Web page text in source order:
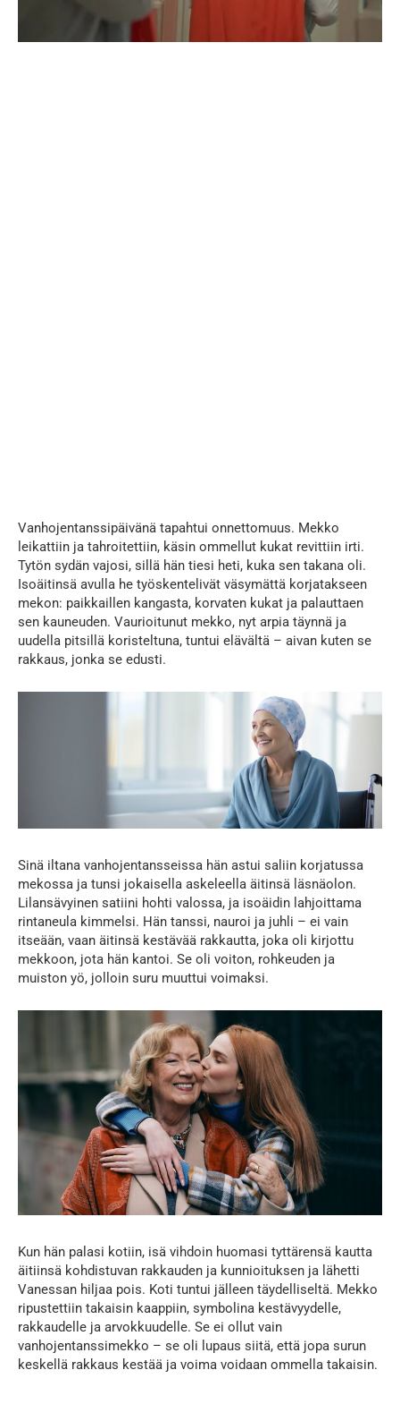
Vanhojentanssipäivänä tapahtui onnettomuus. Mekko
leikattiin ja tahroitettiin, käsin ommellut kukat revittiin irti.
Tytön sydän vajosi, sillä hän tiesi heti, kuka sen takana oli.
Isoäitinsä avulla he työskentelivät väsymättä korjatakseen
mekon: paikkaillen kangasta, korvaten kukat ja palauttaen
sen kauneuden. Vaurioitunut mekko, nyt arpia täynnä ja
uudella pitsillä koristeltuna, tuntui elävältä – aivan kuten se
rakkaus, jonka se edusti.
Sinä iltana vanhojentansseissa hän astui saliin korjatussa
mekossa ja tunsi jokaisella askeleella äitinsä läsnäolon.
Lilansävyinen satiini hohti valossa, ja isoäidin lahjoittama
rintaneula kimmelsi. Hän tanssi, nauroi ja juhli – ei vain
itseään, vaan äitinsä kestävää rakkautta, joka oli kirjottu
mekkoon, jota hän kantoi. Se oli voiton, rohkeuden ja
muiston yö, jolloin suru muuttui voimaksi.
Kun hän palasi kotiin, isä vihdoin huomasi tyttärensä kautta
äitiinsä kohdistuvan rakkauden ja kunnioituksen ja lähetti
Vanessan hiljaa pois. Koti tuntui jälleen täydelliseltä. Mekko
ripustettiin takaisin kaappiin, symbolina kestävyydelle,
rakkaudelle ja arvokkuudelle. Se ei ollut vain
vanhojentanssimekko – se oli lupaus siitä, että jopa surun
keskellä rakkaus kestää ja voima voidaan ommella takaisin.